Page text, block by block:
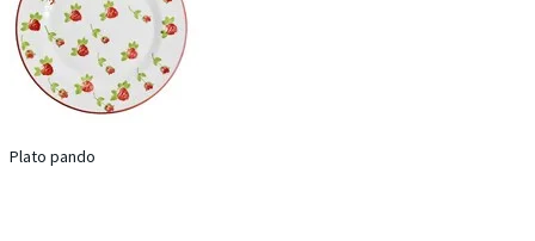
Plato pando